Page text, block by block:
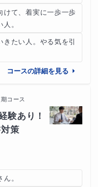
けて、着実に一歩一歩
。
きたい人。やる気を引
コースの詳細を見る
コース
験あり！
策
。